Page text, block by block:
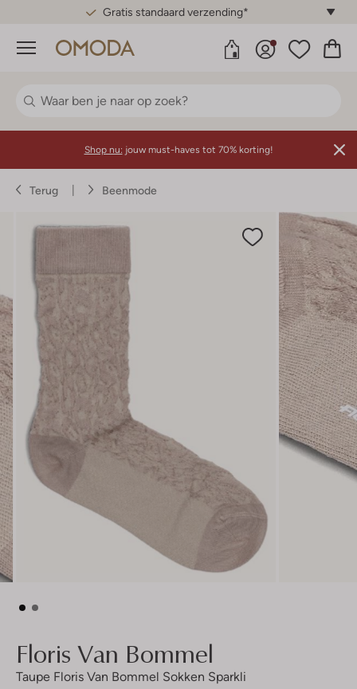
Gratis standaard verzending*
Menu
Shop nu: jouw must-haves tot 70% korting!
Terug Beenmode
Floris Van Bommel
Taupe Floris Van Bommel Sokken Sparkli